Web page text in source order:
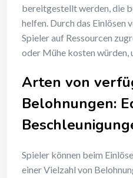
bereitgestellt werden, die
helfen. Durch das Einlösen
Spieler auf Ressourcen
oder Mühe kosten würden,
Arten von
Belohnungen:
Spieler können beim
einer Vielzahl von